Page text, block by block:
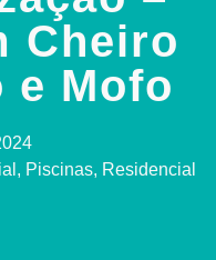
Cheiro
e Mofo
, Piscinas, Residencial